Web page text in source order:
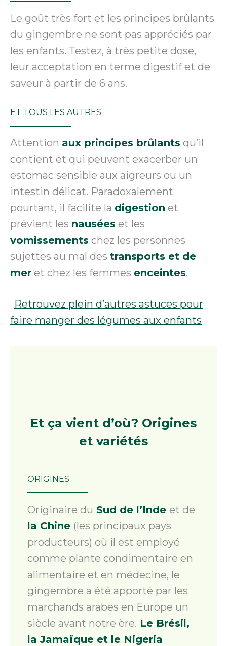
Le goût très fort et les principes brûlants
du gingembre ne sont pas appréciés par
les enfants. Testez, à très petite dose,
leur acceptation en terme digestif et de
saveur à partir de 6 ans.
ET TOUS LES AUTRES…
Attention aux principes brûlants qu’il
contient et qui peuvent exacerber un
estomac sensible aux aigreurs ou un
intestin délicat. Paradoxalement
pourtant, il facilite la digestion et
prévient les nausées et les
vomissements chez les personnes
sujettes au mal des transports et de
mer et chez les femmes enceintes.
Retrouvez plein d’autres astuces pour
faire manger des légumes aux enfants
Et ça vient d’où? Origines
et variétés
ORIGINES
Originaire du Sud de l’Inde et de
la Chine (les principaux pays
producteurs) où il est employé
comme plante condimentaire en
alimentaire et en médecine, le
gingembre a été apporté par les
marchands arabes en Europe un
siècle avant notre ère. Le Brésil,
la Jamaïque et le Nigeria